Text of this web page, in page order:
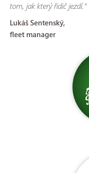
tom, jak který řidič jezdí."
Lukáš Sentenský,
fleet manager